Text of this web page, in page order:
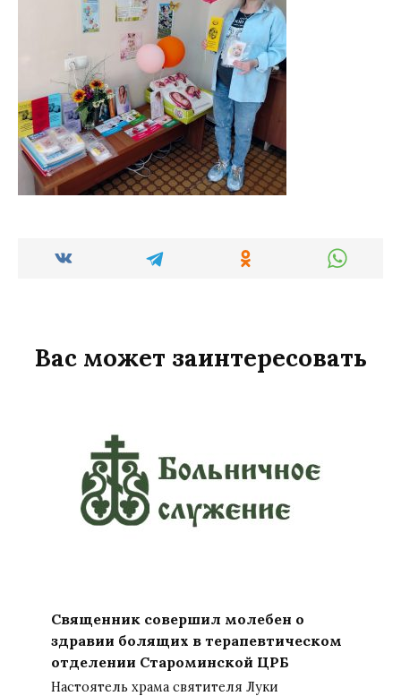
Вас может заинтересовать
Священник совершил молебен о
здравии болящих в терапевтическом
отделении Староминской ЦРБ
Настоятель храма святителя Луки